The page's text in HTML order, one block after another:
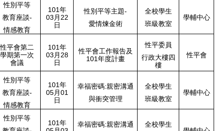
性別平等
教育座談-
情感教育
101年
03月22
日
性別平等主題-
愛情煉金術
全校學生
班級教室
學輔中心
性平會第二
學期第一次
會議
101年
03月28
日
性平會工作報告及
101年度計畫
性平委員
行政大樓四
樓
性平會
性別平等
教育座談-
情感教育
101年
05月01
日
幸福密碼:親密溝通
與衝突管理
全校學生
班級教室
學輔中心
性別平等
101年
幸福密碼:親密溝通
全校學生